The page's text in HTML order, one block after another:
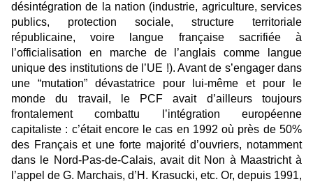
désintégration de la nation (industrie, agriculture, services
publics, protection sociale, structure territoriale
républicaine, voire langue française sacrifiée à
l’officialisation en marche de l’anglais comme langue
unique des institutions de l’UE !). Avant de s’engager dans
une “mutation” dévastatrice pour lui-même et pour le
monde du travail, le PCF avait d’ailleurs toujours
frontalement combattu l’intégration européenne
capitaliste : c’était encore le cas en 1992 où près de 50%
des Français et une forte majorité d’ouvriers, notamment
dans le Nord-Pas-de-Calais, avait dit Non à Maastricht à
l’appel de G. Marchais, d’H. Krasucki, etc. Or, depuis 1991,